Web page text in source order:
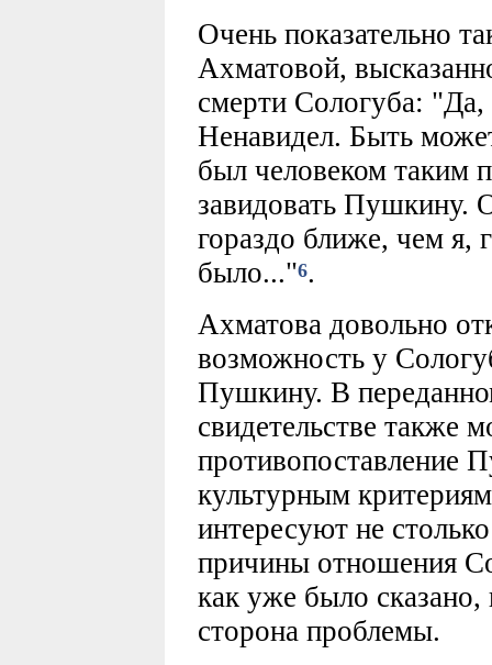
Очень показательно
Ахматовой,
смерти Сологуба:
Ненавидел. Быть
был человеком таким
завидовать Пушкину.
гораздо ближе, чем я,
было..."6.
Ахматова довольно
возможность у
Пушкину. В
свидетельстве также
противопоставление
культурным
интересуют не
причины отношения
как уже было сказано,
сторона проблемы.